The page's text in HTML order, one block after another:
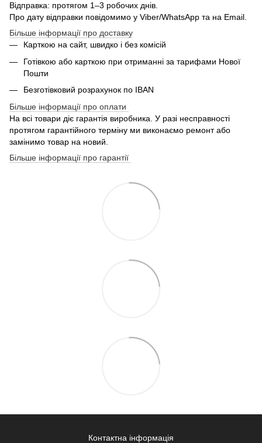
Відправка: протягом 1–3 робочих днів.
Про дату відправки повідомимо у Viber/WhatsApp та на Email.
Більше інформації про доставку
Карткою на сайт, швидко і без комісій
Готівкою або карткою при отриманні за тарифами Нової
Пошти
Безготівковий розрахунок по IBAN
Більше інформації про оплати
На всі товари діє гарантія виробника. У разі несправності
протягом гарантійного терміну ми виконаємо ремонт або
замінимо товар на новий.
Більше інформації про гарантії
Контактна інформація